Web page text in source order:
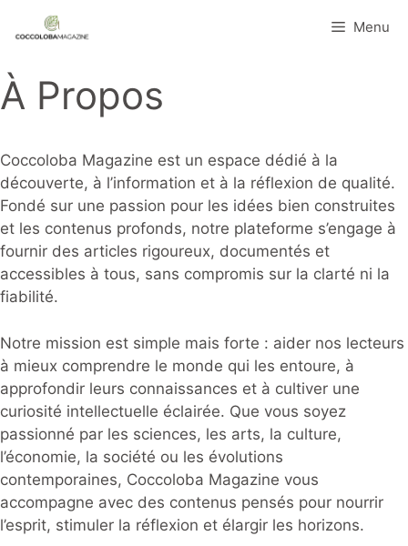
au
Menu
À Propos
Coccoloba Magazine est un espace dédié à la
découverte, à l’information et à la réflexion de qualité.
Fondé sur une passion pour les idées bien construites
et les contenus profonds, notre plateforme s’engage à
fournir des articles rigoureux, documentés et
accessibles à tous, sans compromis sur la clarté ni la
fiabilité.
Notre mission est simple mais forte : aider nos lecteurs
à mieux comprendre le monde qui les entoure, à
approfondir leurs connaissances et à cultiver une
curiosité intellectuelle éclairée. Que vous soyez
passionné par les sciences, les arts, la culture,
l’économie, la société ou les évolutions
contemporaines, Coccoloba Magazine vous
accompagne avec des contenus pensés pour nourrir
l’esprit, stimuler la réflexion et élargir les horizons.